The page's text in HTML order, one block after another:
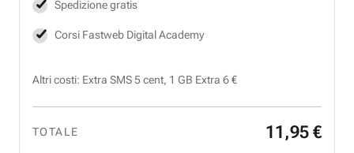
Spedizione gratis
Corsi Fastweb Digital Academy
Altri costi: Extra SMS 5 cent, 1 GB Extra 6 €
TOTALE 11 ,95 €